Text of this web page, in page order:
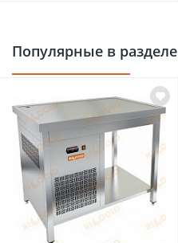
Популярные в разделе